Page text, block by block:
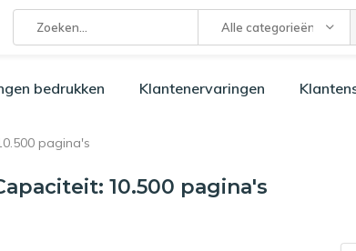
Alle categorieën
bedrukken Klantenervaringen
pagina's
10.500 pagina's